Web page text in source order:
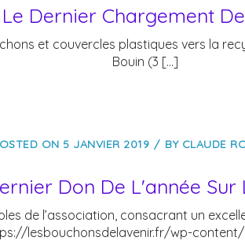
Le Dernier Chargement De
et couvercles plastiques vers la
Bouin (3 […]
ON 5 JANVIER 2019 BY CLAUDE
Don De L'année
de l’association, consacrant un
lesbouchonsdelavenir.fr/wp-